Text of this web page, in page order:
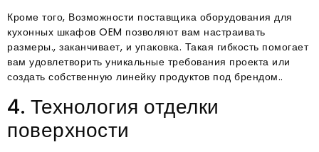
Кроме того, Возможности поставщика оборудования для
кухонных шкафов OEM позволяют вам настраивать
размеры., заканчивает, и упаковка. Такая гибкость помогает
вам удовлетворить уникальные требования проекта или
создать собственную линейку продуктов под брендом..
4. Технология отделки
поверхности